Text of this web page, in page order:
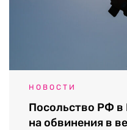
НОВОСТИ
Посольство РФ в
на обвинения в